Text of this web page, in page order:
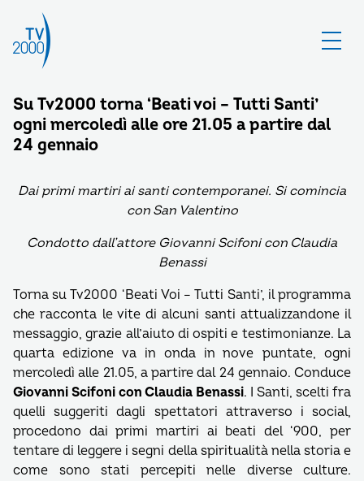
Su Tv2000 torna ‘Beati voi – Tutti Santi’
ogni mercoledì alle ore 21.05 a partire dal
24 gennaio
Dai primi martiri ai santi contemporanei. Si comincia
con San Valentino
Condotto dall’attore Giovanni Scifoni con Claudia
Benassi
Torna su Tv2000 ‘Beati Voi – Tutti Santi’, il programma
che racconta le vite di alcuni santi attualizzandone il
messaggio, grazie all’aiuto di ospiti e testimonianze. La
quarta edizione va in onda in nove puntate, ogni
mercoledì alle 21.05, a partire dal 24 gennaio. Conduce
Giovanni Scifoni con Claudia Benassi. I Santi, scelti fra
quelli suggeriti dagli spettatori attraverso i social,
procedono dai primi martiri ai beati del ‘900, per
tentare di leggere i segni della spiritualità nella storia e
come sono stati percepiti nelle diverse culture.